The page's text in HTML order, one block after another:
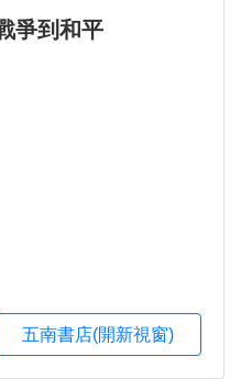
爭到和平
五南書店(開新視窗)